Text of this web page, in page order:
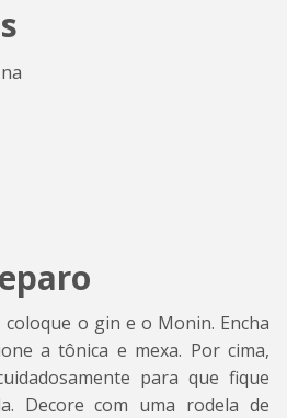
coloque o gin e o Monin. Encha
a tônica e mexa. Por cima,
para que fique
Decore com uma rodela de